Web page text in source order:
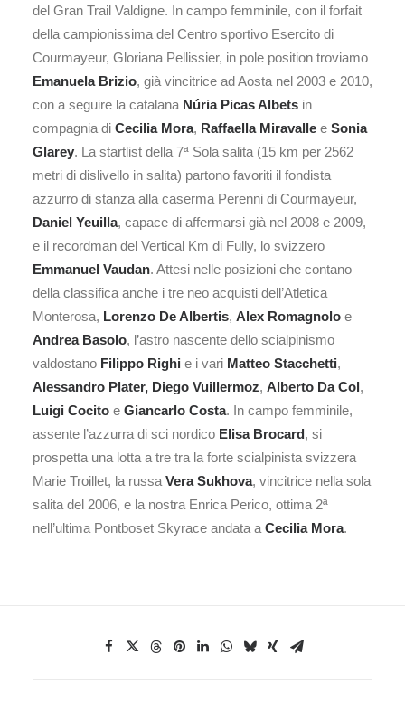
del Gran Trail Valdigne. In campo femminile, con il forfait
della campionissima del Centro sportivo Esercito di
Courmayeur, Gloriana Pellissier, in pole position troviamo
Emanuela Brizio, già vincitrice ad Aosta nel 2003 e 2010,
con a seguire la catalana Núria Picas Albets in
compagnia di Cecilia Mora, Raffaella Miravalle e Sonia
Glarey. La startlist della 7ª Sola salita (15 km per 2562
metri di dislivello in salita) partono favoriti il fondista
azzurro di stanza alla caserma Perenni di Courmayeur,
Daniel Yeuilla, capace di affermarsi già nel 2008 e 2009,
e il recordman del Vertical Km di Fully, lo svizzero
Emmanuel Vaudan. Attesi nelle posizioni che contano
della classifica anche i tre neo acquisti dell’Atletica
Monterosa, Lorenzo De Albertis, Alex Romagnolo e
Andrea Basolo, l’astro nascente dello scialpinismo
valdostano Filippo Righi e i vari Matteo Stacchetti,
Alessandro Plater, Diego Vuillermoz, Alberto Da Col,
Luigi Cocito e Giancarlo Costa. In campo femminile,
assente l’azzurra di sci nordico Elisa Brocard, si
prospetta una lotta a tre tra la forte scialpinista svizzera
Marie Troillet, la russa Vera Sukhova, vincitrice nella sola
salita del 2006, e la nostra Enrica Perico, ottima 2ª
nell’ultima Pontboset Skyrace andata a Cecilia Mora.